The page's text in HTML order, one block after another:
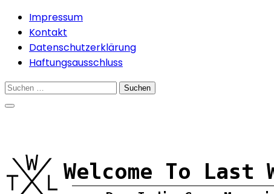
Skip
content
Impressum
Kontakt
Datenschutzerklärung
Haftungsausschluss
Suchen
nach: